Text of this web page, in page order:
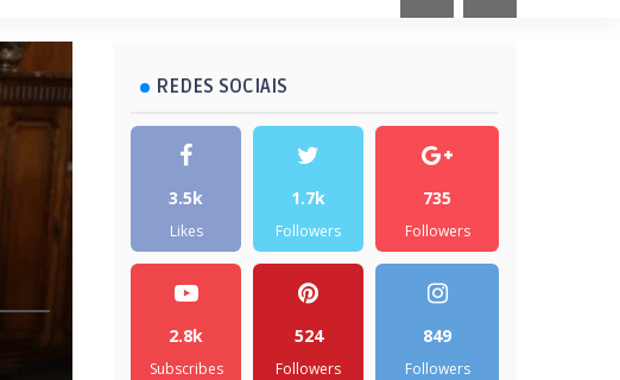
REDES SOCIAIS
3.5k
Likes
1.7k
Followers
735
Followers
2.8k
Subscribes
524
Followers
849
Followers